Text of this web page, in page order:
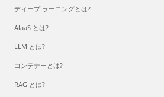
ディープ ラーニングとは?
AlaaS とは?
LLM とは?
コンテナーとは?
RAG とは?